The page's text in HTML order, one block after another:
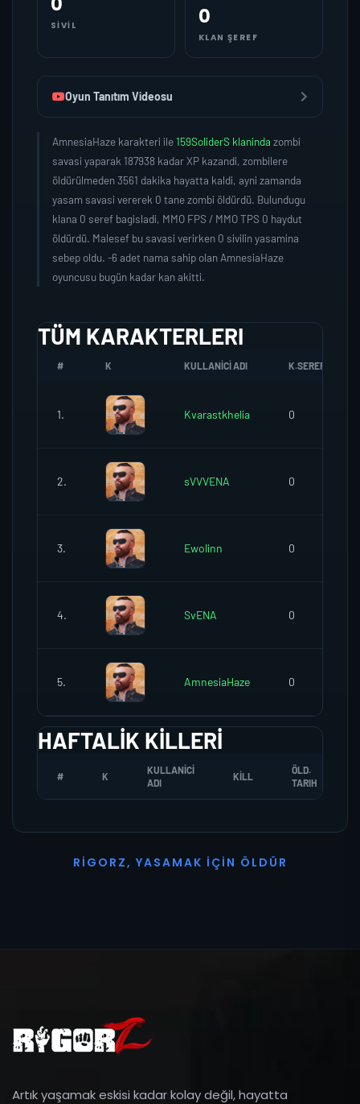
SIVIL 0
KLAN ŞEREF
Oyun Tanıtım Videosu
AmnesiaHaze karakteri ile159SoliderS klaninda zombi
savasi yaparak 187938 kadar XP kazandi, zombilere
öldürülmeden 3561 dakika hayatta kaldi, ayni zamanda
yasam savasi vererek 0 tane zombi öldürdü. Bulundugu
klana 0 seref bagisladi, MMO FPS / MMO TPS 0 haydut
öldürdü. Malesef bu savasi verirken 0 sivilin yasamina
sebep oldu. -6 adet nama sahip olan AmnesiaHaze
oyuncusu bugün kadar kan akitti.
TÜM KARAKTERLERI
# K KULLANICI ADI K.SEREFI
1. Kvarastkhelia 0
2. sVVVENA 0
3. Ewolinn 0
4. SvENA 0
5. AmnesiaHaze 0
HAFTALIK KILLERI
# K
KULLANICI
ADI
KILL
ÖLD.
TARIH
R I G O R Z, YASAMAK İ ÇI N Ö L D Ü R
Artık yaşamak eskisi kadar kolay değil, hayatta